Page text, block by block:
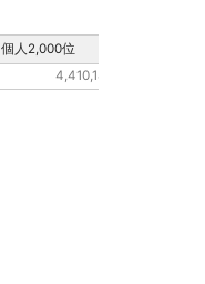
4,410,189
個人2,000位